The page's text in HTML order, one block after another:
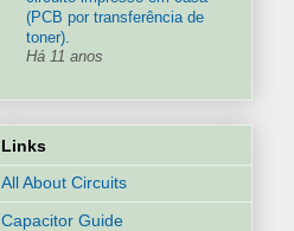
(PCB por transferência de
toner).
Há 11 anos
Links
All About Circuits
Capacitor Guide